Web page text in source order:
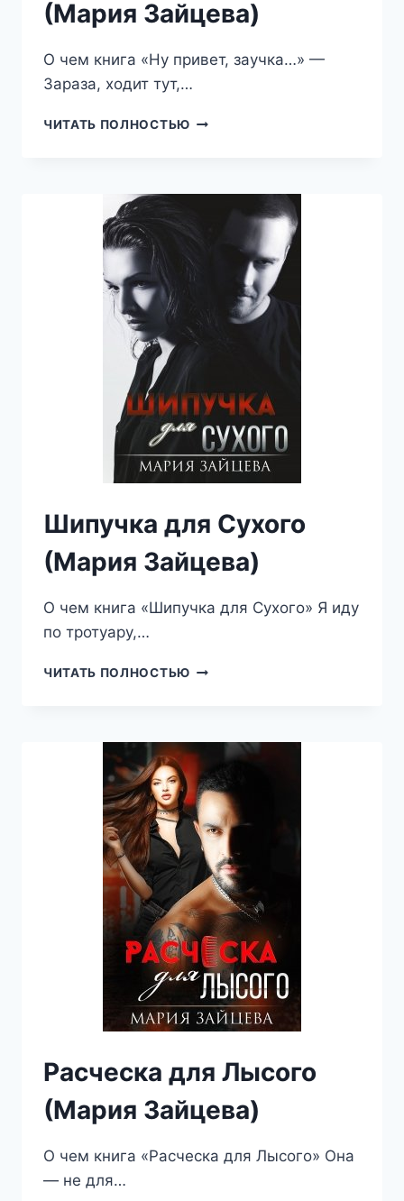
(Мария Зайцева)
О чем книга «Ну привет, заучка…» —
Зараза, ходит тут,…
ЧИТАТЬ ПОЛНОСТЬЮ НУ
ЗАЙЦЕВА)
Шипучка для Сухого
(Мария Зайцева)
О чем книга «Шипучка для Сухого» Я иду
по тротуару,…
ЧИТАТЬ ПОЛНОСТЬЮ ШИПУЧКА
ЗАЙЦЕВА)
Расческа для Лысого
(Мария Зайцева)
О чем книга «Расческа для Лысого» Она
— не для…